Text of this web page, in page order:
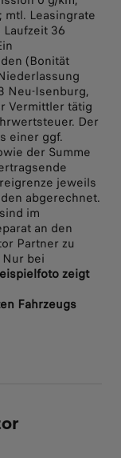
mtl. Leasingrate
36
(Bonität
Neu-Isenburg,
Vermittler tätig
Der
einer ggf.
der Summe
jeweils
abgerechnet.
im
an den
Partner zu
bei
zeigt
Fahrzeugs